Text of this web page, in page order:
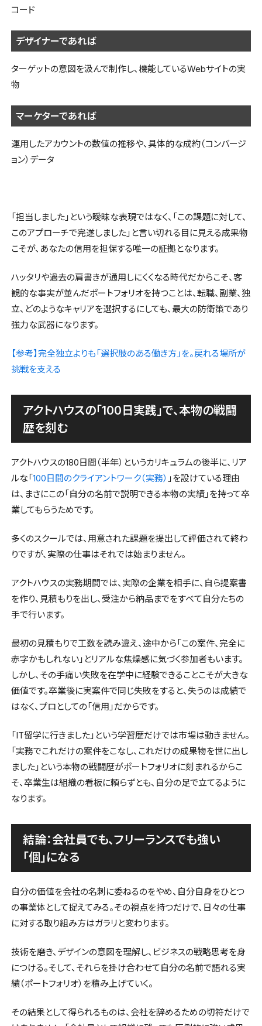
コード
デザイナーであれば
ターゲットの意図を汲んで制作し、機能しているWebサイトの実
物
マーケターであれば
運用したアカウントの数値の推移や、具体的な成約（コンバージ
ョン）データ
「担当しました」という曖昧な表現ではなく、「この課題に対して、
このアプローチで完遂しました」と言い切れる目に見える成果物
こそが、あなたの信用を担保する唯一の証拠となります。
ハッタリや過去の肩書きが通用しにくくなる時代だからこそ、客
観的な事実が並んだポートフォリオを持つことは、転職、副業、独
立、どのようなキャリアを選択するにしても、最大の防衛策であり
強力な武器になります。
【参考】完全独立よりも「選択肢のある働き方」を。戻れる場所が
挑戦を支える
アクトハウスの「100日実践」で、本物の戦闘
歴を刻む
アクトハウスの180日間（半年）というカリキュラムの後半に、リア
ルな「100日間のクライアントワーク（実務） 」を設けている理由
は、まさにこの「自分の名前で説明できる本物の実績」を持って卒
業してもらうためです。
多くのスクールでは、用意された課題を提出して評価されて終わ
りですが、実際の仕事はそれでは始まりません。
アクトハウスの実務期間では、実際の企業を相手に、自ら提案書
を作り、見積もりを出し、受注から納品までをすべて自分たちの
手で行います。
最初の見積もりで工数を読み違え、途中から「この案件、完全に
赤字かもしれない」とリアルな焦燥感に気づく参加者もいます。
しかし、その手痛い失敗を在学中に経験できることこそが大きな
価値です。卒業後に実案件で同じ失敗をすると、失うのは成績で
はなく、プロとしての「信用」だからです。
「IT留学に行きました」という学習歴だけでは市場は動きません。
「実務でこれだけの案件をこなし、これだけの成果物を世に出し
ました」という本物の戦闘歴がポートフォリオに刻まれるからこ
そ、卒業生は組織の看板に頼らずとも、自分の足で立てるように
なります。
結論：会社員でも、フリーランスでも強い
「個」になる
自分の価値を会社の名刺に委ねるのをやめ、自分自身をひとつ
の事業体として捉えてみる。その視点を持つだけで、日々の仕事
に対する取り組み方はガラリと変わります。
技術を磨き、デザインの意図を理解し、ビジネスの戦略思考を身
につける。そして、それらを掛け合わせて自分の名前で語れる実
績（ポートフォリオ）を積み上げていく。
その結果として得られるものは、会社を辞めるための切符だけで